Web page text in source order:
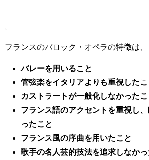
フランスのバロック・オペラの特徴は、
バレーを用いること
管弦楽をイタリアよりも重視したこ
カストラートが一般化しなかったこ
フランス語のアクセントを重視し
ったこと
フランス風の序曲を用いたこと
歌手の名人芸的技法を追求しなかっ